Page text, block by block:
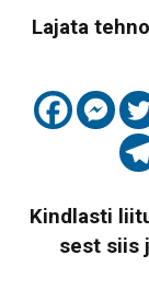
Lajata
Kindlasti
sest siis